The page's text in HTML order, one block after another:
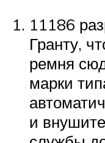
11186
Гранту,
ремня
марки
и